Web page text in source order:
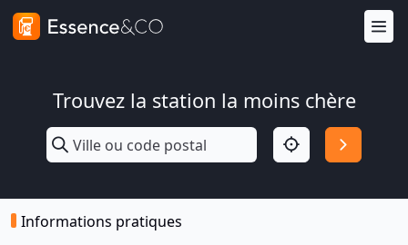
Trouvez la station la moins chère
Informations pratiques